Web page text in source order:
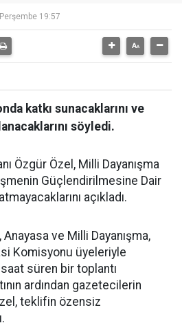
19:57
katkı sunacaklarını ve
söyledi.
Özgür Özel, Milli Dayanışma
Güçlendirilmesine Dair
açıkladı.
ve Milli Dayanışma,
Komisyonu üyeleriyle
saat süren bir toplantı
ardından gazetecilerin
teklifin özensiz